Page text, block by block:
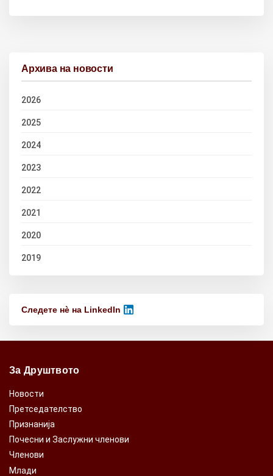
Архива на новости
2026
2025
2024
2023
2022
2021
2020
2019
Следете нѐ на LinkedIn
За Друштвото
Новости
Претседателство
Признанија
Почесни и Заслужни членови
Членови
Млади